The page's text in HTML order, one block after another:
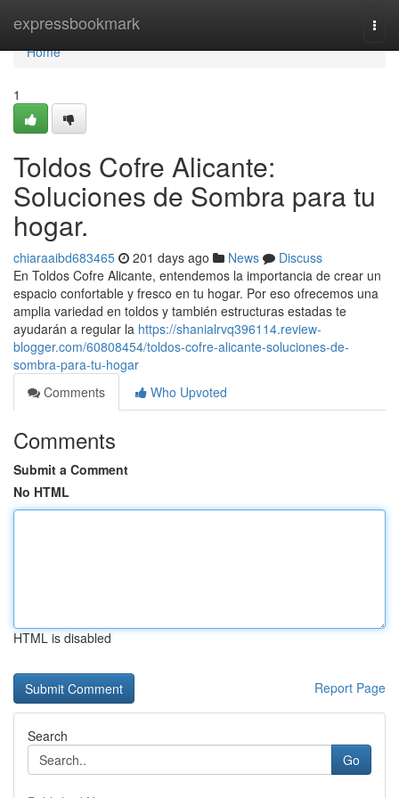
expressbookmark
Home
Home
1
Toldos Cofre Alicante:
Soluciones de Sombra para tu
hogar.
chiaraaibd683465 201 days ago News
Discuss
En Toldos Cofre Alicante, entendemos la importancia de crear un
espacio confortable y fresco en tu hogar. Por eso ofrecemos una
amplia variedad en toldos y también estructuras estadas te
ayudarán a regular la https://shanialrvq396114.review-
blogger.com/60808454/toldos-cofre-alicante-soluciones-de-
sombra-para-tu-hogar
Comments
Who Upvoted
Comments
Submit a Comment
No HTML
HTML is disabled
Report Page
Search
Go